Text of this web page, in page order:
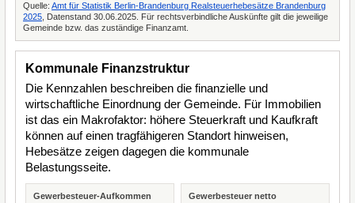
Quelle: Amt für Statistik Berlin-Brandenburg Realsteuerhebesätze Brandenburg
2025 , Datenstand 30.06.2025. Für rechtsverbindliche Auskünfte gilt die jeweilige
Gemeinde bzw. das zuständige Finanzamt.
Kommunale Finanzstruktur
Die Kennzahlen beschreiben die finanzielle und
wirtschaftliche Einordnung der Gemeinde. Für Immobilien
ist das ein Makrofaktor: höhere Steuerkraft und Kaufkraft
können auf einen tragfähigeren Standort hinweisen,
Hebesätze zeigen dagegen die kommunale
Belastungsseite.
Gewerbesteuer-Aufkommen Gewerbesteuer netto